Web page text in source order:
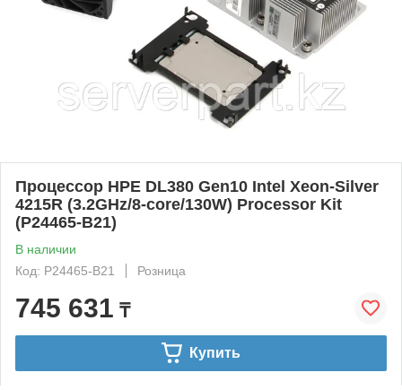
Процессор HPE DL380 Gen10 Intel Xeon-Silver
4215R (3.2GHz/8-core/130W) Processor Kit
(P24465-B21)
В наличии
Код: P24465-B21
Розница
745 631 ₸
Купить